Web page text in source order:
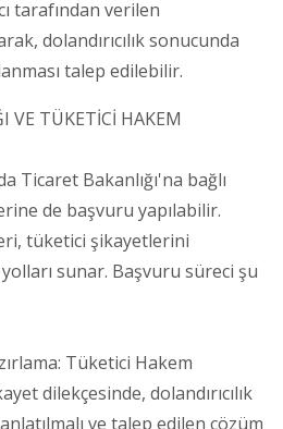
tarafından verilen
dolandırıcılık sonucunda
talep edilebilir.
VE TÜKETİCİ HAKEM
Ticaret Bakanlığı'na bağlı
de başvuru yapılabilir.
tüketici şikayetlerini
sunar. Başvuru süreci şu
Tüketici Hakem
dilekçesinde, dolandırıcılık
ve talep edilen çözüm